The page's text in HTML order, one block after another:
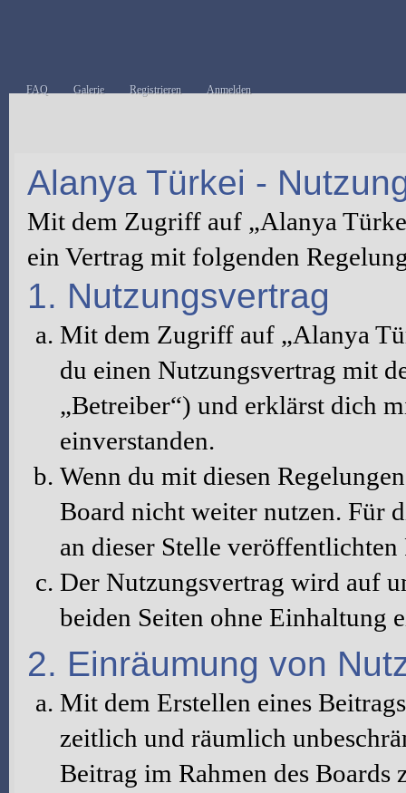
FAQ Galerie Registrieren Anmelden
Alanya Türkei -
Mit dem Zugriff auf „Alanya
ein Vertrag mit folgenden
1. Nutzungsvertrag
Mit dem Zugriff auf „Alanya
du einen Nutzungsvertrag mit
„Betreiber“) und erklärst dich
einverstanden.
Wenn du mit diesen
Board nicht weiter nutzen. Für
an dieser Stelle veröffentlichten
Der Nutzungsvertrag wird auf
beiden Seiten ohne Einhaltung
2. Einräumung von
Mit dem Erstellen eines
zeitlich und räumlich
Beitrag im Rahmen des Boards